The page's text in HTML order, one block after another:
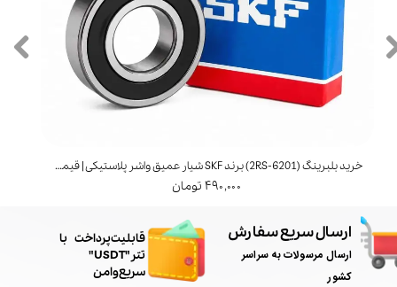
خرید بلبرینگ (6201‑2RS) برند SKF شیار عمیق واشر پلاستیکی | قیمت و مشخصات
۴۹۰,۰۰۰ تومان
ارسال سریع سفارش
ارسال مرسولات به سراسر
کشور
​قابلیت پرداخت با
تتر"USDT"
سریع و امن